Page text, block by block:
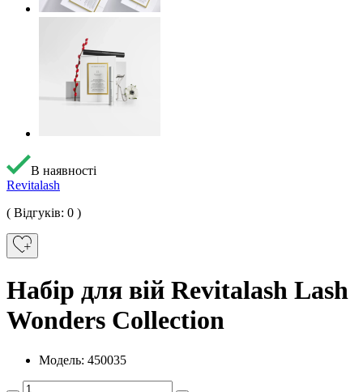
В наявності
Revitalash
( Відгуків: 0 )
Набір для вій Revitalash Lash
Wonders Collection
Модель: 450035